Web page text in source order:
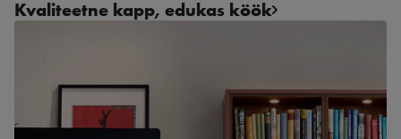
Kvaliteetne kapp, edukas köök